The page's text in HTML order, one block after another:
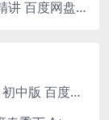
胡源2024届高考数学二轮寒假春季精讲 百度网盘分享
一天一个小故事《one story a day》初中版 百度网盘分享下载